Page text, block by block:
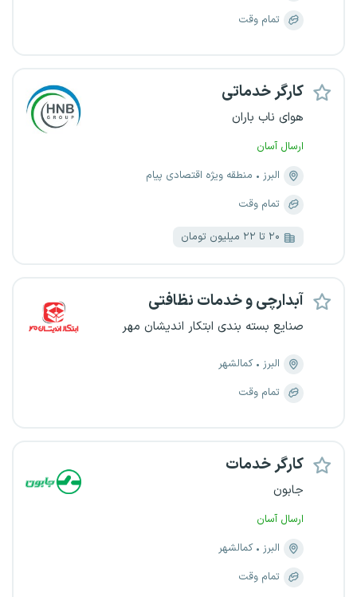
تمام وقت
کارگر خدماتی
هوای ناب باران
ارسال آسان
البرز
منطقه ویژه اقتصادی پیام
تمام وقت
۲۰ تا ۲۲ میلیون تومان
آبدارچی و خدمات نظافتی
صنایع بسته بندی ابتکار اندیشان مهر
البرز
کمالشهر
تمام وقت
کارگر خدمات
جابون
ارسال آسان
البرز
کمالشهر
تمام وقت